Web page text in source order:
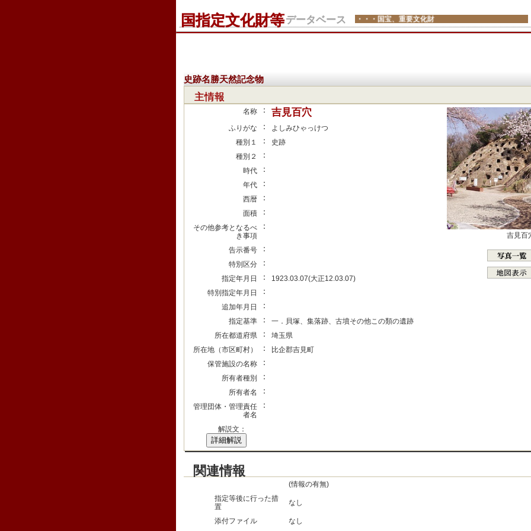
国指定文化財等データベース ・・・国宝、重要文化財
史跡名勝天然記念物
主情報
名称 ： 吉見百穴
ふりがな ：
よしみひゃっけつ
種別１
：
史跡
種別２
：
時代 ：
年代 ：
西暦 ：
面積 ：
その他参考となるべ
き事項
：
告示番号 ：
特別区分 ：
指定年月日 ：
1923.03.07(大正12.03.07)
特別指定年月日
：
追加年月日 ：
指定基準 ：
一．貝塚、集落跡、古墳その他この類の遺跡
所在都道府県
：
埼玉県
所在地（市区町村）
：
比企郡吉見町
保管施設の名称
：
所有者種別 ：
所有者名 ：
管理団体・管理責任
者名
：
吉見百
解説文：
詳細解説
関連情報
(情報の有無)
指定等後に行った措
置
なし
添付ファイル なし